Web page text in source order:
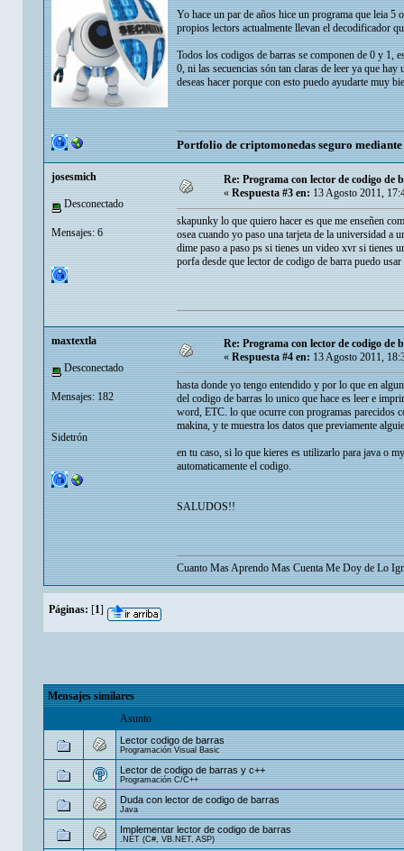
Yo hace un par de años hice un programa que leia 5
propios lectors actualmente llevan el decodificador
Todos los codigos de barras se componen de 0 y 1,
0, ni las secuencias són tan claras de leer ya que
deseas hacer porque con esto puedo ayudarte muy
Portfolio de criptomonedas seguro
josesmich
Desconectado
Mensajes: 6
Re: Programa con lector de codigo de
« Respuesta #3 en: 13 Agosto 2011,
skapunky lo que quiero hacer es que me enseñen
osea cuando yo paso una tarjeta de la universidad a
dime paso a paso ps si tienes un video xvr si
porfa desde que lector de codigo de barra puedo
maxtextla
Desconectado
Mensajes: 182
Sidetrón
Re: Programa con lector de codigo de
«Respuesta #4 en:13 Agosto 2011,
hasta donde yo tengo entendido y por lo que en
del codigo de barras lo unico que hace es leer e
word, ETC. lo que ocurre con programas parecidos
makina, y te muestra los datos que previamente
en tu caso, si lo que kieres es utilizarlo para java o
automaticamente el codigo.
SALUDOS!!
Cuanto Mas Aprendo Mas Cuenta Me Doy de Lo
Páginas: [1]
Mensajes similares
Asunto
Lector codigo de barras
Programación Visual Basic
Lector de codigo de barras y c++
Programación C/C++
Duda con lector de codigo de barras
Java
Implementar lector de codigo de barras
.NET (C#, VB.NET, ASP)